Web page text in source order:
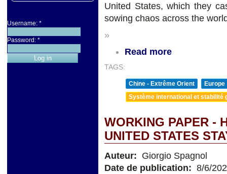
Username: *
Password: *
United States, which they
sowing chaos across the
»
Read more
TAGS:
Chine - Extrême Orient
Europe
Système international et stabilité
WORKING PAPER -
UNITED STATES
Auteur: Giorgio Spagnol
Date de publication: 8/6/